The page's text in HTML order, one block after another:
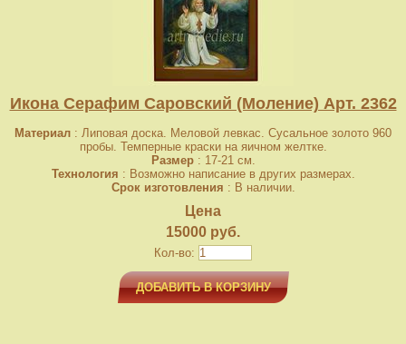
Икона Серафим Саровский (Моление) Арт. 2362
Материал : Липовая доска. Меловой левкас. Сусальное золото 960
пробы. Темперные краски на яичном желтке.
Размер: 17-21 см.
Технология : Возможно написание в других размерах.
Срок изготовления : В наличии.
Цена
15000 руб.
Кол-во:
ДОБАВИТЬ В КОРЗИНУ